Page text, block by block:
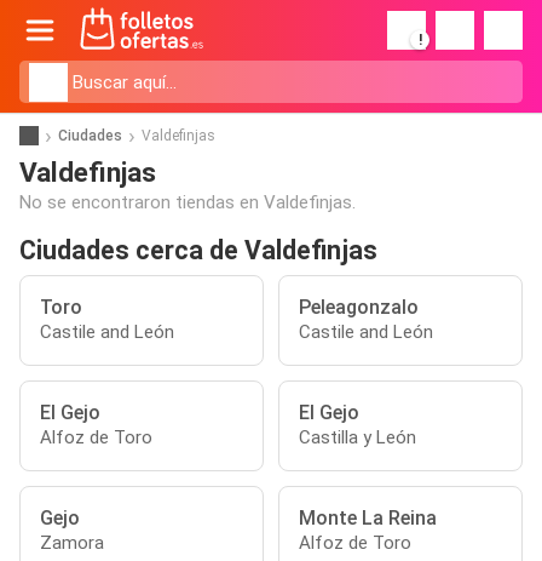
!
Ciudades Valdefinjas
Valdefinjas
No se encontraron tiendas en Valdefinjas.
Ciudades cerca de Valdefinjas
Toro
Castile and León
Peleagonzalo
Castile and León
El Gejo
Alfoz de Toro
El Gejo
Castilla y León
Gejo
Zamora
Monte La Reina
Alfoz de Toro